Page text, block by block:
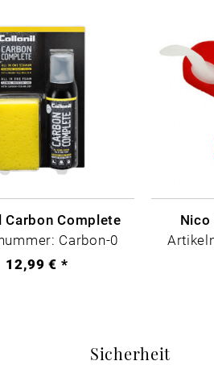
Carbon Complete
Carbon-0
12,99 € *
Nico
Sicherheit